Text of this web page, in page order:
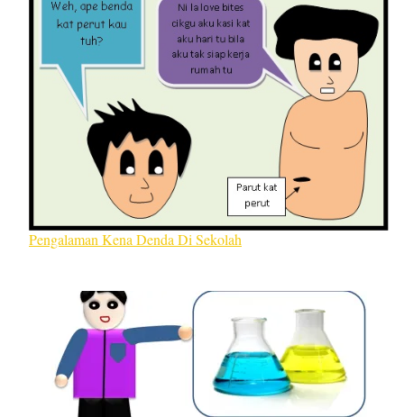
Pengalaman Kena Denda Di Sekolah